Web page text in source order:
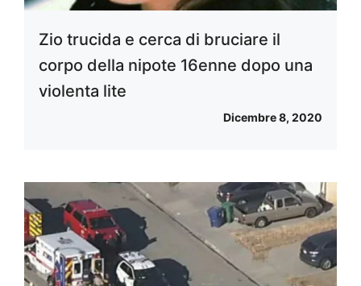
Zio trucida e cerca di bruciare il
corpo della nipote 16enne dopo una
violenta lite
Dicembre 8, 2020